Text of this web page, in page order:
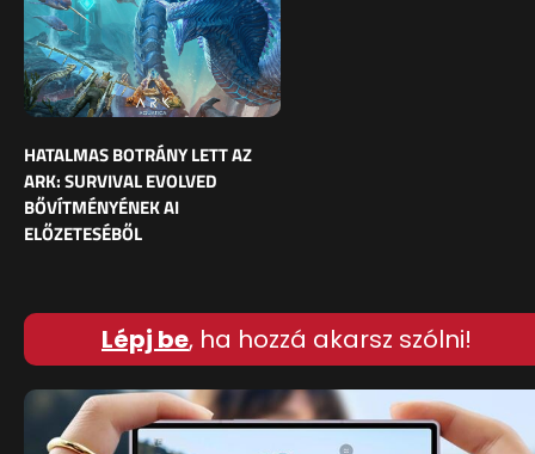
HATALMAS BOTRÁNY LETT AZ
ARK: SURVIVAL EVOLVED
BŐVÍTMÉNYÉNEK AI
ELŐZETESÉBŐL
Lépj be, ha hozzá akarsz szólni!